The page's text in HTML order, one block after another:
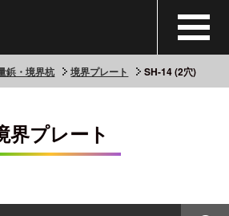
鋲・境界杭 境界プレート SH-14 (2穴)
界プレート